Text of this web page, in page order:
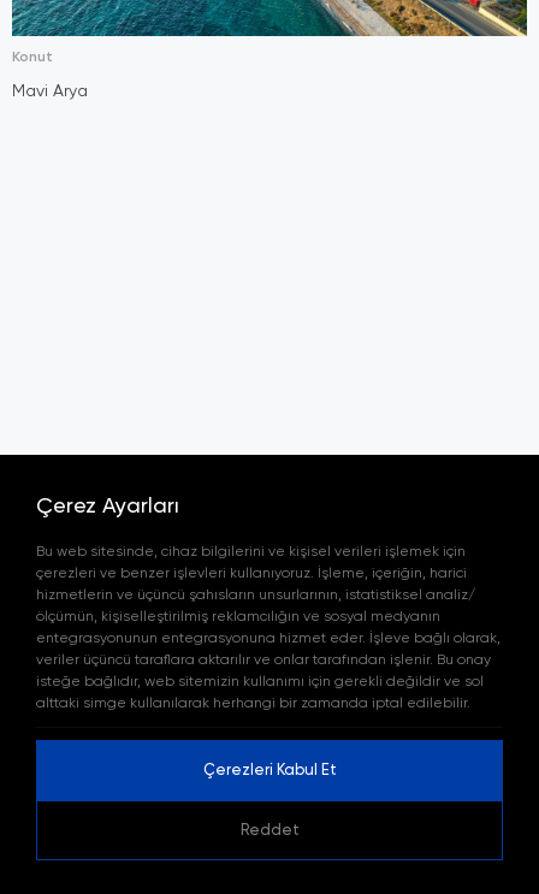
Konut
Mavi Arya
0 (216) 650 92 ( 06 - 08 )
info@matamimarlik.com
Kavacık, Vip Plaza, Yeni Sk. No:5
D:6, 34810 Beykoz/İstanbul
Çerez Ayarları
Bu web sitesinde, cihaz bilgilerini ve kişisel verileri işlemek için
çerezleri ve benzer işlevleri kullanıyoruz. İşleme, içeriğin, harici
hizmetlerin ve üçüncü şahısların unsurlarının, istatistiksel analiz/
ölçümün, kişiselleştirilmiş reklamcılığın ve sosyal medyanın
entegrasyonunun entegrasyonuna hizmet eder. İşleve bağlı olarak,
veriler üçüncü taraflara aktarılır ve onlar tarafından işlenir. Bu onay
isteğe bağlıdır, web sitemizin kullanımı için gerekli değildir ve sol
alttaki simge kullanılarak herhangi bir zamanda iptal edilebilir.
Çerezleri Kabul Et
Reddet